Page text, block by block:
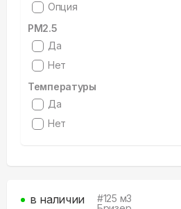
Опция
PM2.5
Да
Нет
Температуры
Да
Нет
#125 м3
в наличии